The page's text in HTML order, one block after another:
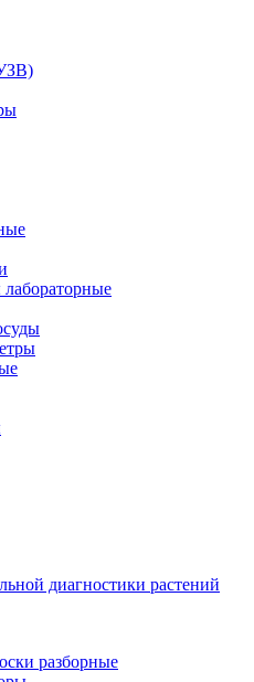
диагностики растений
разборные